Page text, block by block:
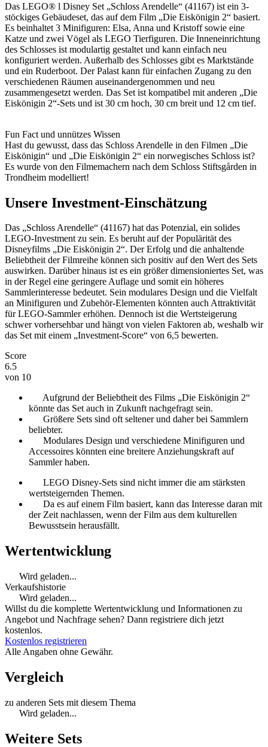
Das LEGO® l Disney Set „Schloss Arendelle“ (41167) ist ein 3-
stöckiges Gebäudeset, das auf dem Film „Die Eiskönigin 2“ basiert.
Es beinhaltet 3 Minifiguren: Elsa, Anna und Kristoff sowie eine
Katze und zwei Vögel als LEGO Tierfiguren. Die Inneneinrichtung
des Schlosses ist modulartig gestaltet und kann einfach neu
konfiguriert werden. Außerhalb des Schlosses gibt es Marktstände
und ein Ruderboot. Der Palast kann für einfachen Zugang zu den
verschiedenen Räumen auseinandergenommen und neu
zusammengesetzt werden. Das Set ist kompatibel mit anderen „Die
Eiskönigin 2“-Sets und ist 30 cm hoch, 30 cm breit und 12 cm tief.
Fun Fact und unnützes Wissen
Hast du gewusst, dass das Schloss Arendelle in den Filmen „Die
Eiskönigin“ und „Die Eiskönigin 2“ ein norwegisches Schloss ist?
Es wurde von den Filmemachern nach dem Schloss Stiftsgården in
Trondheim modelliert!
Unsere Investment-Einschätzung
Das „Schloss Arendelle“ (41167) hat das Potenzial, ein solides
LEGO-Investment zu sein. Es beruht auf der Populärität des
Disneyfilms „Die Eiskönigin 2“. Der Erfolg und die anhaltende
Beliebtheit der Filmreihe können sich positiv auf den Wert des Sets
auswirken. Darüber hinaus ist es ein größer dimensioniertes Set, was
in der Regel eine geringere Auflage und somit ein höheres
Sammlerinteresse bedeutet. Sein modulares Design und die Vielfalt
an Minifiguren und Zubehör-Elementen könnten auch Attraktivität
für LEGO-Sammler erhöhen. Dennoch ist die Wertsteigerung
schwer vorhersehbar und hängt von vielen Faktoren ab, weshalb wir
das Set mit einem „Investment-Score“ von 6,5 bewerten.
Score
6.5
von 10
Aufgrund der Beliebtheit des Films „Die Eiskönigin 2“
könnte das Set auch in Zukunft nachgefragt sein.
Größere Sets sind oft seltener und daher bei Sammlern
beliebter.
Modulares Design und verschiedene Minifiguren und
Accessoires könnten eine breitere Anziehungskraft auf
Sammler haben.
LEGO Disney-Sets sind nicht immer die am stärksten
wertsteigernden Themen.
Da es auf einem Film basiert, kann das Interesse daran mit
der Zeit nachlassen, wenn der Film aus dem kulturellen
Bewusstsein herausfällt.
Wertentwicklung
Wird geladen...
Verkaufshistorie
Wird geladen...
Willst du die komplette Wertentwicklung und Informationen zu
Angebot und Nachfrage sehen? Dann registriere dich jetzt
kostenlos.
Kostenlos registrieren
Alle Angaben ohne Gewähr.
Vergleich
zu anderen Sets mit diesem Thema
Wird geladen...
Weitere Sets